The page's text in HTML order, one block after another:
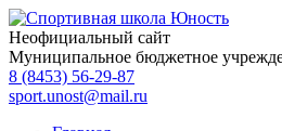
Неофициальный сайт
Муниципальное бюджетное
8 (8453) 56-29-87
sport.unost@mail.ru